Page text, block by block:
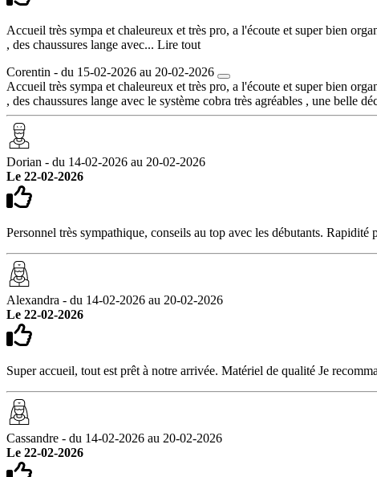
Accueil très sympa et chaleureux et très pro, a l'écoute et super bien
, des chaussures lange avec... Lire tout
Corentin - du 15-02-2026 au 20-02-2026
Accueil très sympa et chaleureux et très pro, a l'écoute et super bien
, des chaussures lange avec le système cobra très agréables , une belle
Dorian - du 14-02-2026 au 20-02-2026
Le 22-02-2026
Personnel très sympathique, conseils au top avec les débutants.
Alexandra - du 14-02-2026 au 20-02-2026
Le 22-02-2026
Super accueil, tout est prêt à notre arrivée. Matériel de qualité Je
Cassandre - du 14-02-2026 au 20-02-2026
Le 22-02-2026